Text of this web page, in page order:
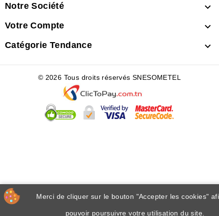
Notre Société 
Votre Compte 
Catégorie Tendance 
Merci de cliquer sur le bouton "Accepter les cookies"
pouvoir poursuivre votre utilisation du site.
© 2026 Tous droits réservés SNESOMETEL